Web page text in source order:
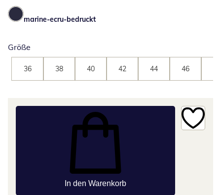
marine-ecru-bedruckt
Größe
36 38 40 42 44 46
In den Warenkorb